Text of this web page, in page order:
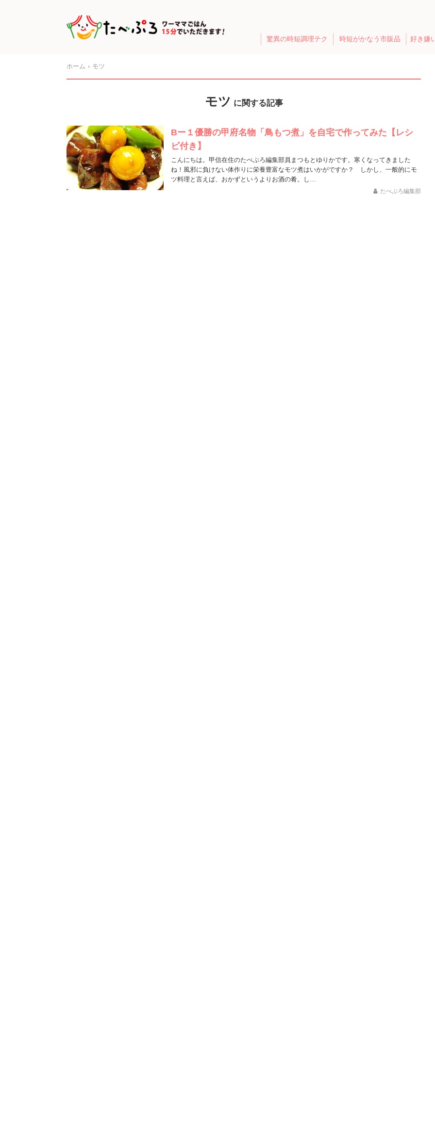
驚異の時短調理テク 時短がかなう市販品 好き嫌
ホーム モツ
モツ に関する記事
Bー１優勝の甲府名物「鳥もつ煮」を自宅で作ってみた【レシ
ピ付き】
こんにちは。甲信在住のたべぷろ編集部員まつもとゆりかです。寒くなってきました
ね！風邪に負けない体作りに栄養豊富なモツ煮はいかがですか？ しかし、一般的にモ
ツ料理と言えば、おかずというよりお酒の肴。し…
たべぷろ編集部